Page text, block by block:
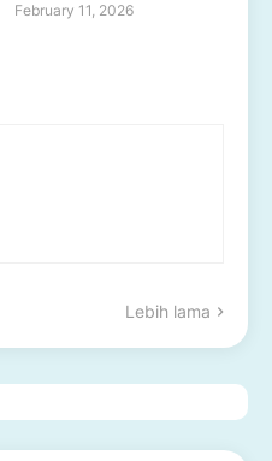
February 11, 2026
Lebih lama